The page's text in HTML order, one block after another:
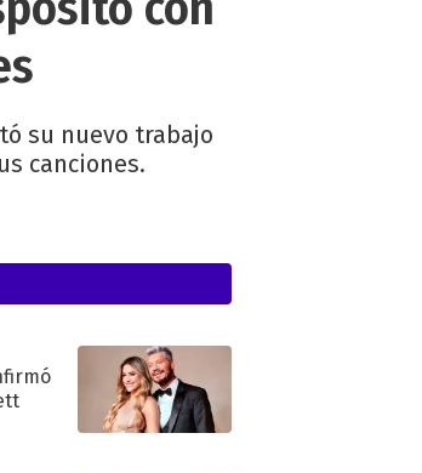
su nuevo trabajo
canciones.